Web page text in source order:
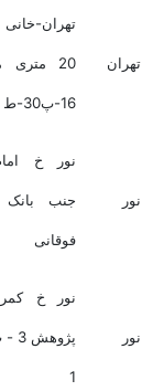
تهران-خانی آباد نو -
20 متری میعاد-کوی
نور خ امام خمینی
جنب بانک سپه ط
نور خ کمربندی- ک
پژوهش 3 - پ 16 - ط